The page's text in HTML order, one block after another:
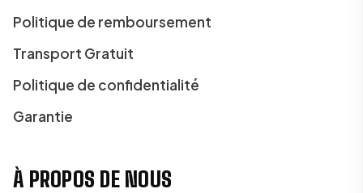
Politique de remboursement
Transport Gratuit
Politique de confidentialité
Garantie
À PROPOS DE NOUS